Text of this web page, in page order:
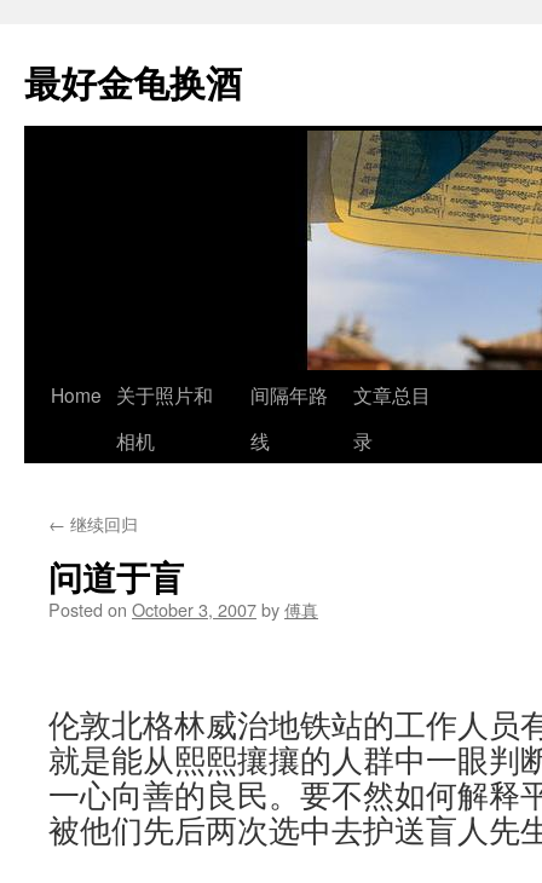
最好金龟换酒
Skip
Home
关于照片和
相机
间隔年路
线
文章总目
录
← 继续回归
问道于盲
Posted on October 3, 2007by傅真
伦敦北格林威治地铁站的工作人员
就是能从熙熙攘攘的人群中一眼判
一心向善的良民。要不然如何解释
被他们先后两次选中去护送盲人先